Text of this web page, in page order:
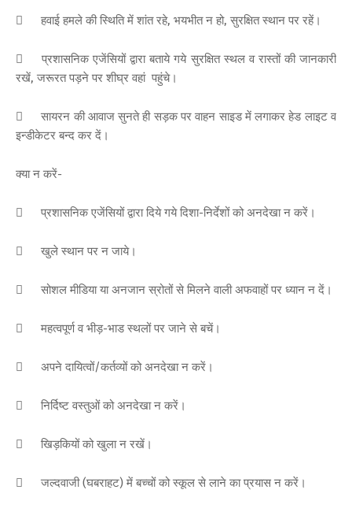
 हवाई हमले की स्थिति में शांत रहे, भयभीत न हो, सुरक्षित स्थान पर रहें।

प्रशासनिक एजेंसियों द्वारा बताये गये सुरक्षित स्थल व रास्तों की जानकारी
रखें, जरूरत पड़ने पर शीघ्र वहां पहुंचे।

सायरन की आवाज सुनते ही सड़क पर वाहन साइड में लगाकर हेड लाइट व
इन्डीकेटर बन्द कर दें।
क्या न करें-
 प्रशासनिक एजेंसियों द्वारा दिये गये दिशा-निर्देशों को अनदेखा न करें।
 खुले स्थान पर न जाये।
 सोशल मीडिया या अनजान स्रोतों से मिलने वाली अफवाहों पर ध्यान न दें।
 महत्वपूर्ण व भीड़-भाड स्थलों पर जाने से बचें।
 अपने दायित्वों/कर्तव्यों को अनदेखा न करें।
 निर्दिष्ट वस्तुओं को अनदेखा न करें।
 खिड़कियों को खुला न रखें।
 जल्दवाजी (घबराहट) में बच्चों को स्कूल से लाने का प्रयास न करें।